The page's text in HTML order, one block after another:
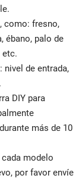
como: fresno,
ébano, palo de
etc.
nivel de entrada,
DIY para
más de 10
modelo
por favor envíe